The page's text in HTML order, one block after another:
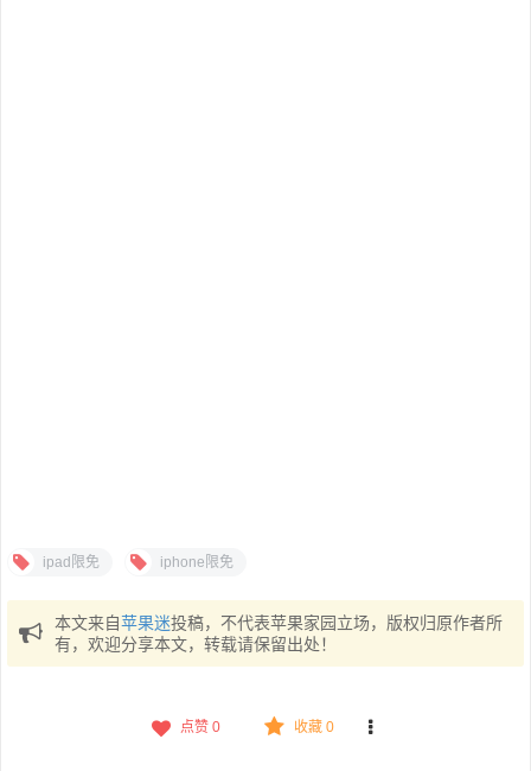
ipad限免 iphone限免
本文来自苹果迷投稿，不代表苹果家园立场，版权归原作者所
有，欢迎分享本文，转载请保留出处！
点赞 0 收藏 0